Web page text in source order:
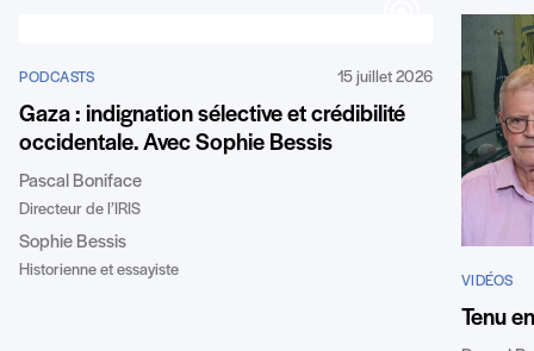
PODCASTS 15 juillet 2026
Gaza : indignation sélective et crédibilité
occidentale. Avec Sophie Bessis
Pascal Boniface
Directeur de l’IRIS
Sophie Bessis
Historienne et essayiste
VIDÉOS
Tenu